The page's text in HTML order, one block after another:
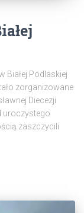
Białej Podlaskiej
zorganizowane
Diecezji
uroczystego
zaszczycili